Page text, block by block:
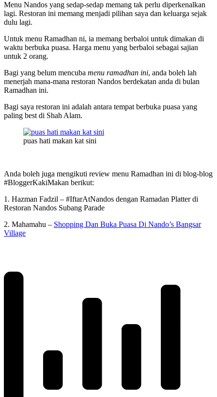
Menu Nandos yang sedap-sedap memang tak perlu diperkenalkan
lagi. Restoran ini memang menjadi pilihan saya dan keluarga sejak
dulu lagi.
Untuk menu Ramadhan ni, ia memang berbaloi untuk dimakan di
waktu berbuka puasa. Harga menu yang berbaloi sebagai sajian
untuk 2 orang.
Bagi yang belum mencuba menu ramadhan ini, anda boleh lah
menerjah mana-mana restoran Nandos berdekatan anda di bulan
Ramadhan ini.
Bagi saya restoran ini adalah antara tempat berbuka puasa yang
paling best di Shah Alam.
puas hati makan kat sini
Anda boleh juga mengikuti review menu Ramadhan ini di blog-blog
#BloggerKakiMakan berikut:
1. Hazman Fadzil – #IftarAtNandos dengan Ramadan Platter di
Restoran Nandos Subang Parade
2. Mahamahu – Shopping Dan Buka Puasa Di Nando’s Bangsar
Village